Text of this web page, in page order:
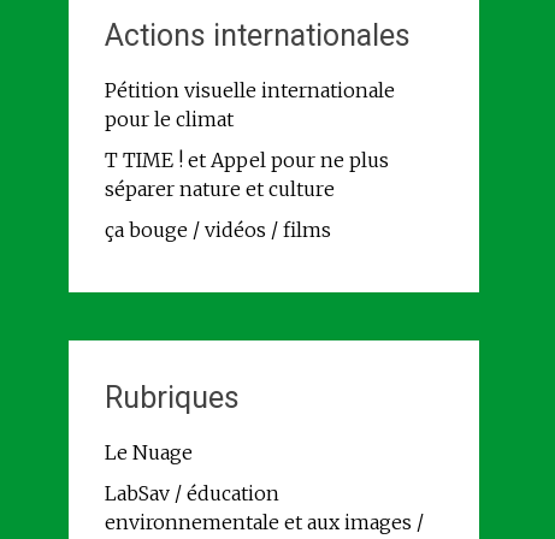
Actions internationales
Pétition visuelle internationale
pour le climat
T TIME ! et Appel pour ne plus
séparer nature et culture
ça bouge / vidéos / films
Rubriques
Le Nuage
LabSav / éducation
environnementale et aux images /